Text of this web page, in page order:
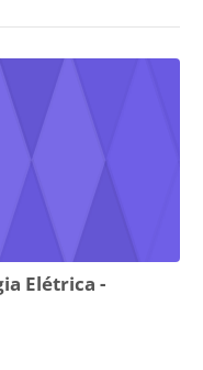
Elétrica -